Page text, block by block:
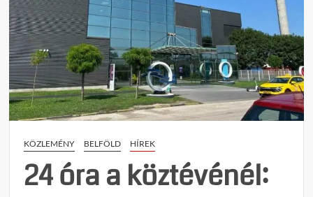
KÖZLEMÉNY BELFÖLD HÍREK
24 óra a köztévénél: